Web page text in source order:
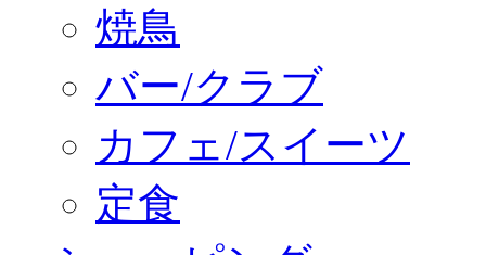
焼鳥
バー/クラブ
カフェ/スイーツ
定食